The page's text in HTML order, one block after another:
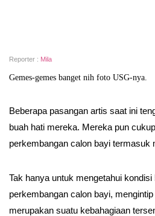
Reporter : Mila
Gemes-gemes banget nih foto USG-nya.
Beberapa pasangan artis saat ini
buah hati mereka. Mereka pun
perkembangan calon bayi termasuk
Tak hanya untuk mengetahui
perkembangan calon bayi,
merupakan suatu kebahagiaan